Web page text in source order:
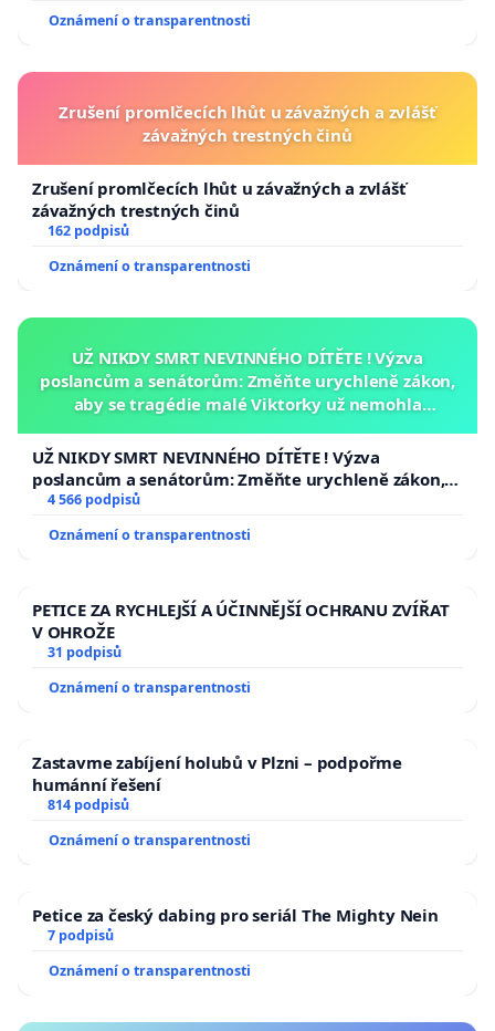
Oznámení o transparentnosti
Zrušení promlčecích lhůt u závažných a zvlášť
závažných trestných činů
Zrušení promlčecích lhůt u závažných a zvlášť
závažných trestných činů
162 podpisů
Oznámení o transparentnosti
UŽ NIKDY SMRT NEVINNÉHO DÍTĚTE ! Výzva
poslancům a senátorům: Změňte urychleně zákon,
aby se tragédie malé Viktorky už nemohla
UŽ NIKDY SMRT NEVINNÉHO DÍTĚTE ! Výzva
poslancům a senátorům: Změňte urychleně zákon,
aby se tragédie malé Viktorky už nemohla opakovat!
4 566 podpisů
Oznámení o transparentnosti
PETICE ZA RYCHLEJŠÍ A ÚČINNĚJŠÍ OCHRANU ZVÍŘAT
V OHROŽE
31 podpisů
Oznámení o transparentnosti
Zastavme zabíjení holubů v Plzni – podpořme
humánní řešení
814 podpisů
Oznámení o transparentnosti
Petice za český dabing pro seriál The Mighty Nein
7 podpisů
Oznámení o transparentnosti